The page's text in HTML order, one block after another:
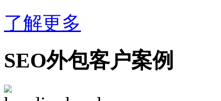
了解更多
SEO外包客户案例